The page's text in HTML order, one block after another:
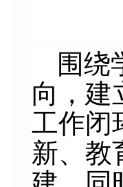
围绕
向，建
工作闭
新、教